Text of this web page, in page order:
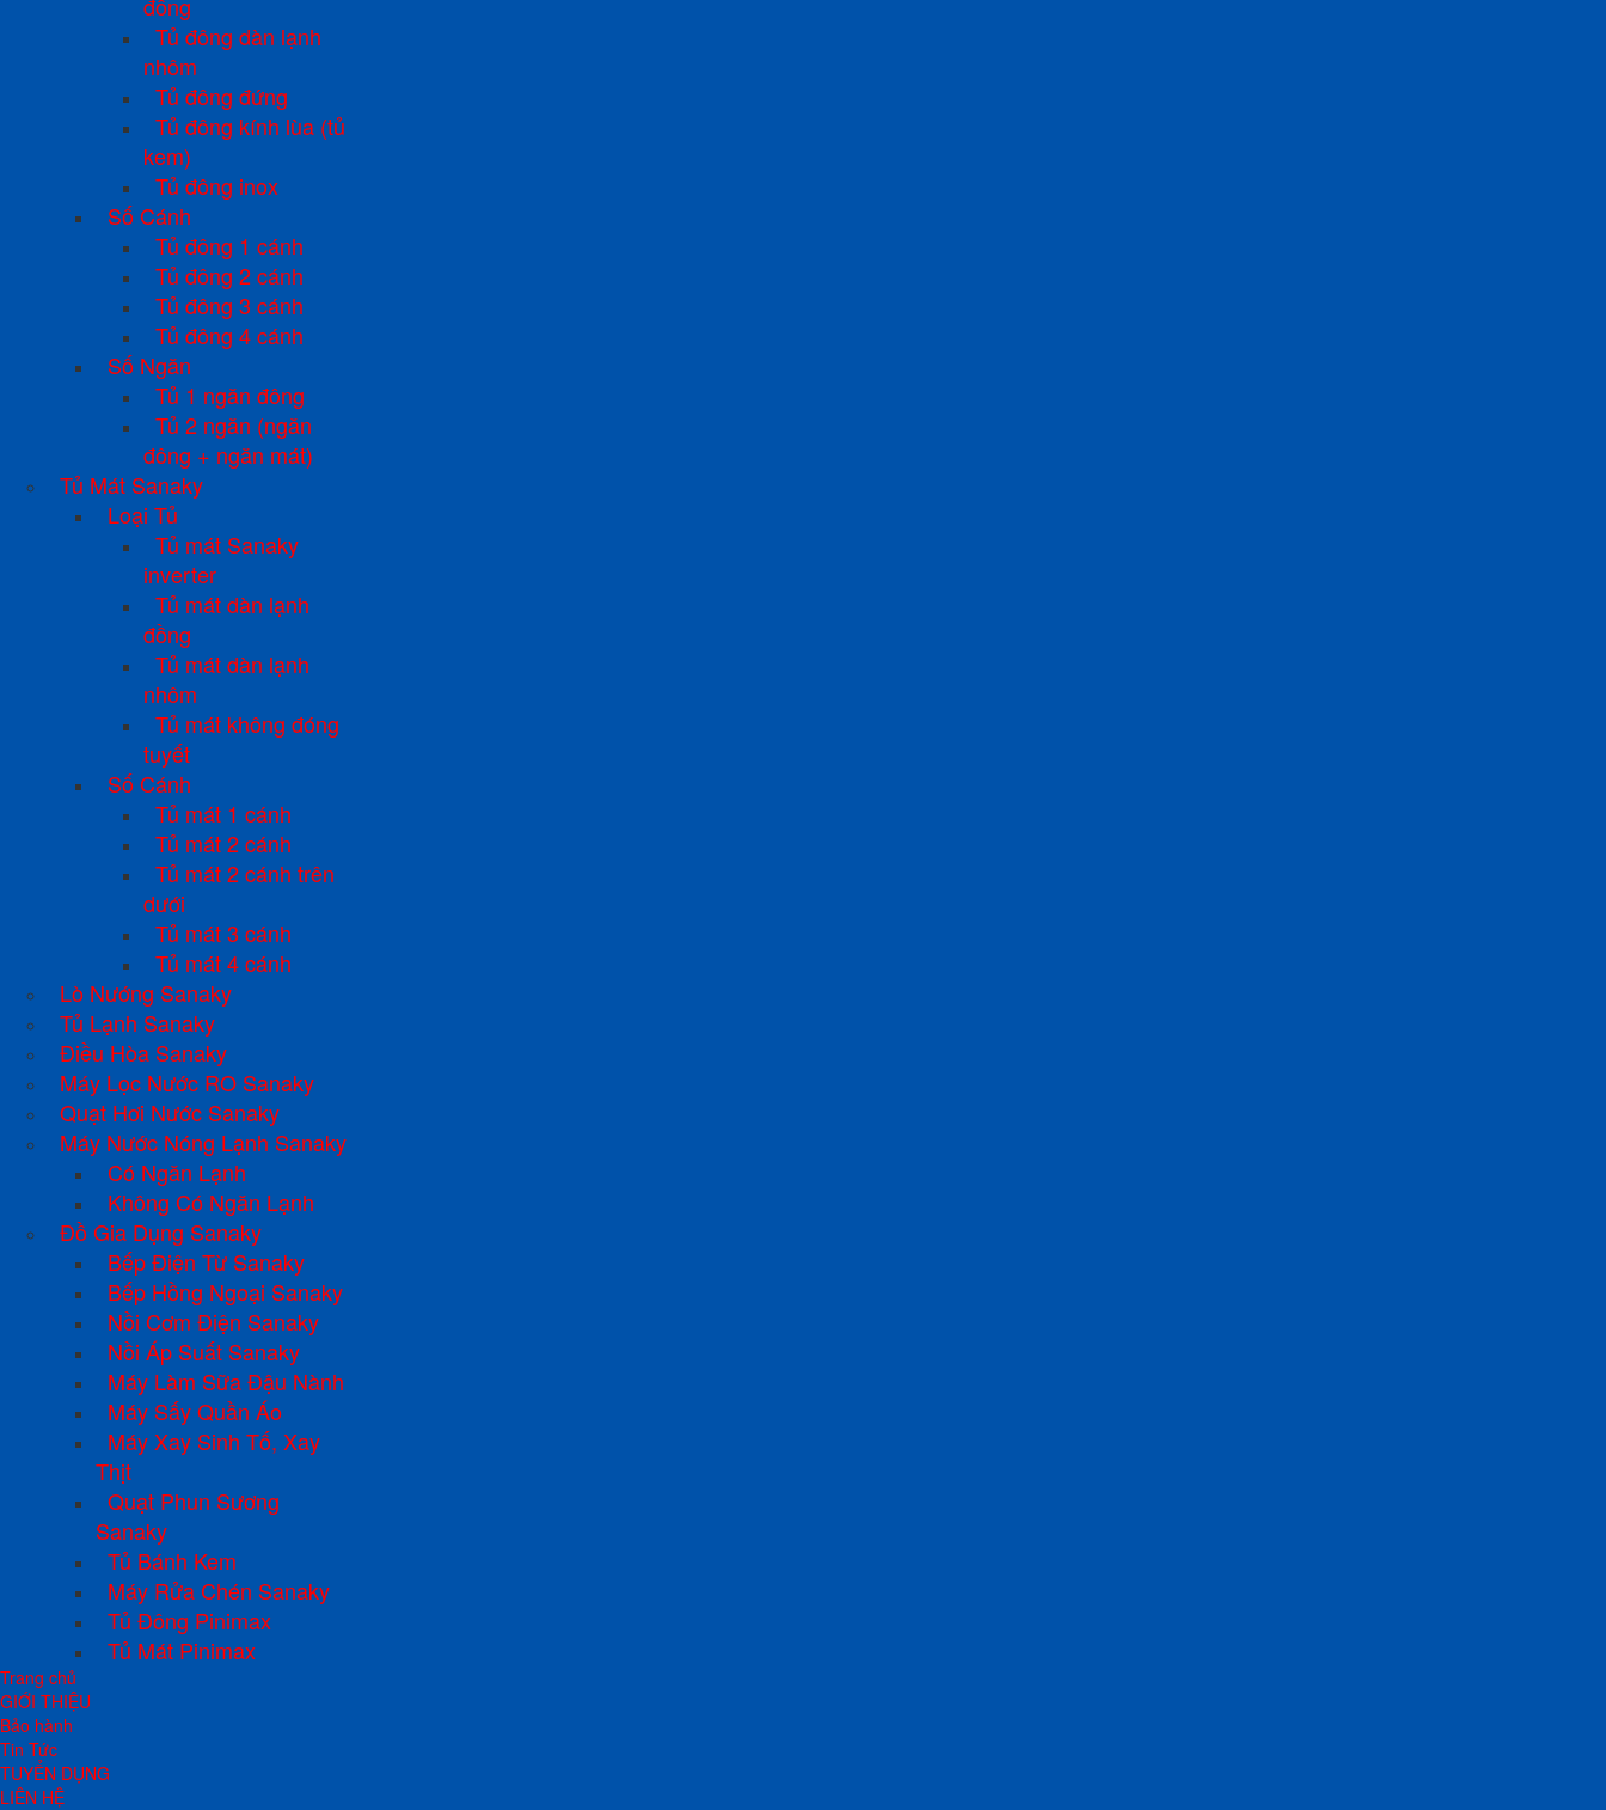
Tủ đông dàn lạnh
nhôm
Tủ đông đứng
Tủ đông kính lùa (tủ
kem)
Tủ đông inox
Số Cánh
Tủ đông 1 cánh
Tủ đông 2 cánh
Tủ đông 3 cánh
Tủ đông 4 cánh
Số Ngăn
Tủ 1 ngăn đông
Tủ 2 ngăn (ngăn
đông + ngăn mát)
Tủ Mát Sanaky
Loại Tủ
Tủ mát Sanaky
inverter
Tủ mát dàn lạnh
đồng
Tủ mát dàn lạnh
nhôm
Tủ mát không đóng
tuyết
Số Cánh
Tủ mát 1 cánh
Tủ mát 2 cánh
Tủ mát 2 cánh trên
dưới
Tủ mát 3 cánh
Tủ mát 4 cánh
Lò Nướng Sanaky
Tủ Lạnh Sanaky
Điều Hòa Sanaky
Máy Lọc Nước RO Sanaky
Quạt Hơi Nước Sanaky
Máy Nước Nóng Lạnh Sanaky
Có Ngăn Lạnh
Không Có Ngăn Lạnh
Đồ Gia Dụng Sanaky
Bếp Điện Từ Sanaky
Bếp Hồng Ngoại Sanaky
Nồi Cơm Điện Sanaky
Nồi Áp Suất Sanaky
Máy Làm Sữa Đậu Nành
Máy Sấy Quần Áo
Máy Xay Sinh Tố, Xay
Thịt
Quạt Phun Sương
Sanaky
Tủ Bánh Kem
Máy Rửa Chén Sanaky
Tủ Đông Pinimax
Tủ Mát Pinimax
Trang chủ
GIỚI THIỆU
Bảo hành
Tin Tức
TUYỂN DỤNG
LIÊN HỆ